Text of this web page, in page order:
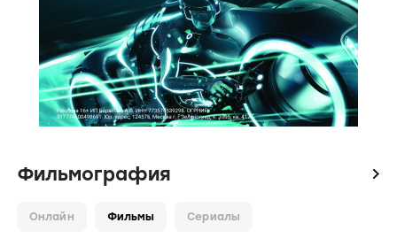
Фильмография icon
Онлайн Фильмы Сериалы